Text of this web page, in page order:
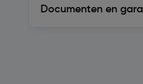
Documenten en